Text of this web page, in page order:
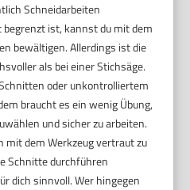
Schneidarbeiten
ist, kannst du mit dem
bewältigen. Allerdings ist die
als bei einer Stichsäge.
oder unkontrolliertem
braucht es ein wenig Übung,
und sicher zu arbeiten.
mit dem Werkzeug vertraut zu
Schnitte durchführen
dich sinnvoll. Wer hingegen